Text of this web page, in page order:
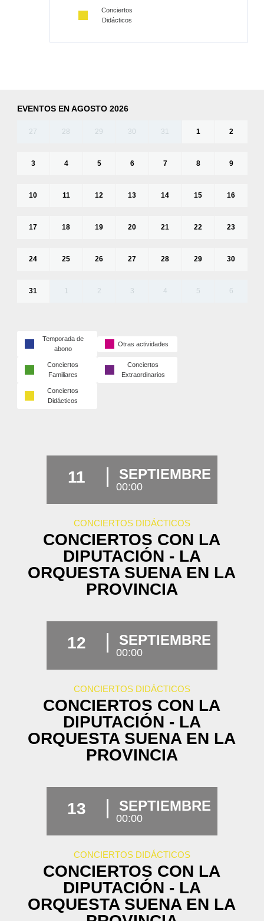
Conciertos
Didácticos
EVENTOS EN AGOSTO 2026
27 28 29 30 31 1 2
3 4 5 6 7 8 9
10 11 12 13 14 15 16
17 18 19 20 21 22 23
24 25 26 27 28 29 30
31 1 2 3 4 5 6
Temporada de
abono
Otras actividades
Conciertos
Familiares
Conciertos
Extraordinarios
Conciertos
Didácticos
11 SEPTIEMBRE
00:00
CONCIERTOS DIDÁCTICOS
CONCIERTOS CON LA
DIPUTACIÓN - LA
ORQUESTA SUENA EN LA
PROVINCIA
12 SEPTIEMBRE
00:00
CONCIERTOS DIDÁCTICOS
CONCIERTOS CON LA
DIPUTACIÓN - LA
ORQUESTA SUENA EN LA
PROVINCIA
13 SEPTIEMBRE
00:00
CONCIERTOS DIDÁCTICOS
CONCIERTOS CON LA
DIPUTACIÓN - LA
ORQUESTA SUENA EN LA